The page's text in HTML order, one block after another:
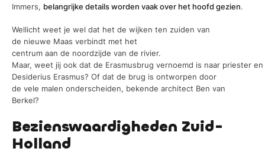
Immers, belangrijke details worden vaak over het hoofd gezien.
Wellicht weet je wel dat het de wijken ten zuiden van
de nieuwe Maas verbindt met het
centrum aan de noordzijde van de rivier.
Maar, weet jij ook dat de Erasmusbrug vernoemd is naar priester
Desiderius Erasmus? Of dat de brug is ontworpen door
de vele malen onderscheiden, bekende architect Ben van
Berkel?
Bezienswaardigheden Zuid-
Holland